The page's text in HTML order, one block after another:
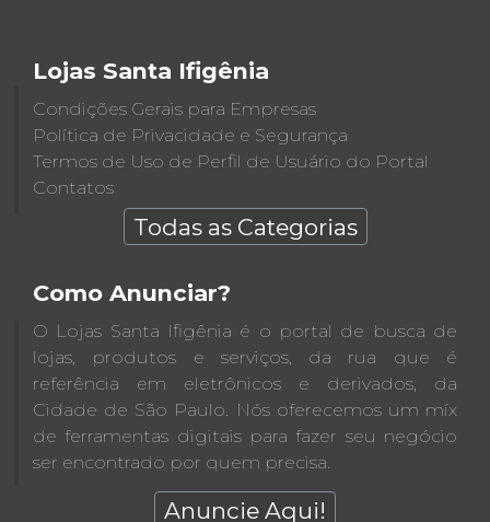
Lojas Santa Ifigênia
Condições Gerais para Empresas
Política de Privacidade e Segurança
Termos de Uso de Perfil de Usuário do Portal
Contatos
Todas as Categorias
Como Anunciar?
O Lojas Santa Ifigênia é o portal de busca de
lojas, produtos e serviços, da rua que é
referência em eletrônicos e derivados, da
Cidade de São Paulo. Nós oferecemos um míx
de ferramentas digitais para fazer seu negócio
ser encontrado por quem precisa.
Anuncie Aqui!